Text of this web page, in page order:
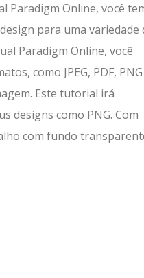
Paradigm Online, você
para uma variedade
Paradigm Online, você
como JPEG, PDF, PNG
Este tutorial irá
designs como PNG. Com
com fundo